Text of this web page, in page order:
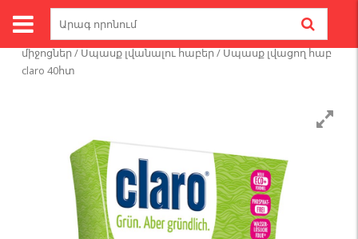
Search
Գլխավոր Մաքրող լվացող միջոցներ
միջոցներ/Սպասք լվանալու հաբեր/ Սպասք լվացող հաբ
claro 40հտ